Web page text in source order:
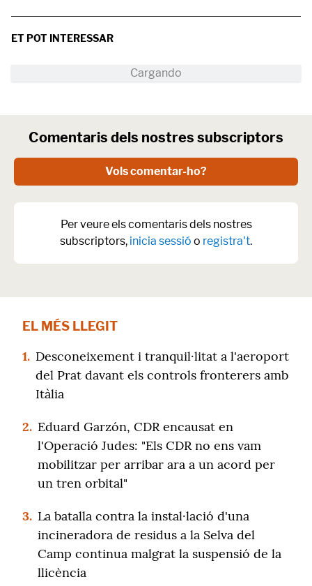
ET POT INTERESSAR
Comentaris dels nostres subscriptors
Vols comentar-ho?
Per veure els comentaris dels nostres
subscriptors, inicia sessió o registra't.
EL MÉS LLEGIT
1. Desconeixement i tranquil·litat a l'aeroport
del Prat davant els controls fronterers amb
Itàlia
2. Eduard Garzón, CDR encausat en
l'Operació Judes: "Els CDR no ens vam
mobilitzar per arribar ara a un acord per
un tren orbital"
3. La batalla contra la instal·lació d'una
incineradora de residus a la Selva del
Camp continua malgrat la suspensió de la
llicència